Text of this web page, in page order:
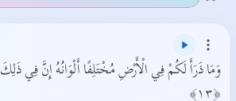
وَمَا ذَرَأَ لَكُمْ فِي الْأَرْضِ مُخْتَلِفًا أَلْوَانُهُ إِنَّ فِي
﴿١٣﴾